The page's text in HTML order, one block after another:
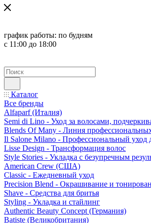
график работы: по будням
с 11:00 до 18:00
Каталог
Все бренды
Alfaparf (Италия)
Semi di Lino - Уход за волосами,
Blends Of Many - Линия
Il Salone Milano - Профессиональный уход
Lisse Design - Трансформация волос
Style Stories - Укладка с безупречным
American Crew (США)
Classic - Ежедневный уход
Precision Blend - Окрашивание и
Shave - Средства для бритья
Styling - Укладка и стайлинг
Authentic Beauty Concept (Германия)
Batiste (Великобритания)